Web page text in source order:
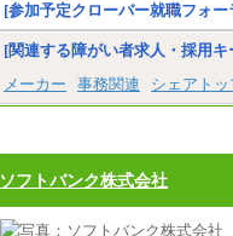
[参加予定クローバー就職フォー
[関連する障がい者求人・採用
メーカー
事務関連 シェアト
ソフトバンク株式会社